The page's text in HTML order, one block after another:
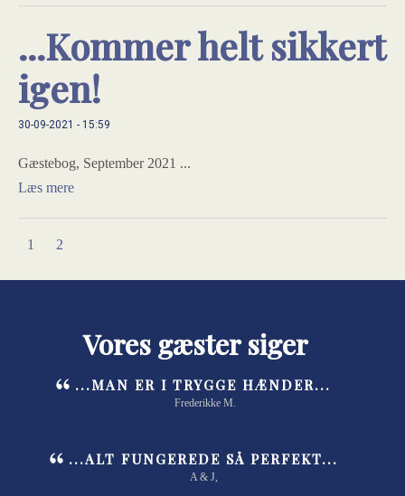
...Kommer helt sikkert
igen!
30-09-2021 - 15:59
Gæstebog, September 2021 ...
Læs mere
1 2
Vores gæster siger
...MAN ER I TRYGGE HÆNDER...
Frederikke M.
...ALT FUNGEREDE SÅ PERFEKT...
A & J,